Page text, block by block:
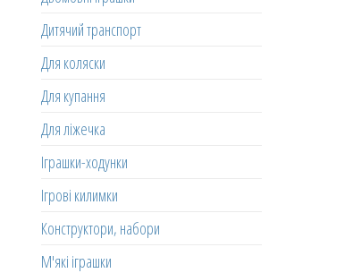
Дитячий транспорт
Для коляски
Для купання
Для ліжечка
Іграшки-ходунки
Ігрові килимки
Конструктори, набори
М'які іграшки